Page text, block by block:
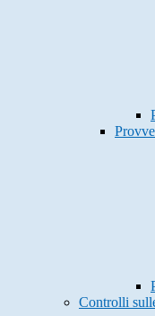
Controlli